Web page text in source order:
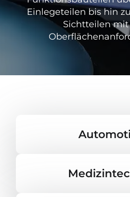
Einlegeteilen bis hin
Sichtteilen